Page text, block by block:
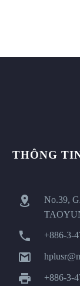
THÔNG


No.39,

 +886-3-



 +886-3-